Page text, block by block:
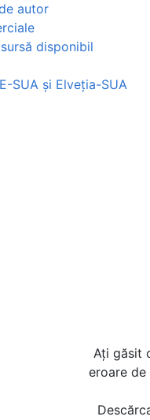
autor
disponibil
SUA și Elveția-SUA
Ați găsit
eroare